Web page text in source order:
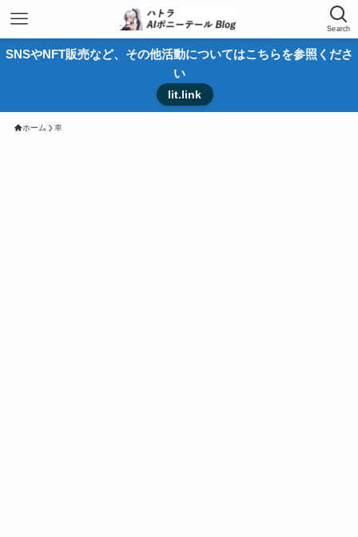
Search
SNSやNFT販売など、その他活動についてはこちらを参照くださ
い
lit.link
ホーム 車